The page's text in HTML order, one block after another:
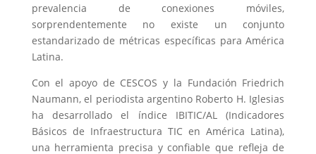
prevalencia de conexiones móviles,
sorprendentemente no existe un conjunto
estandarizado de métricas específicas para América
Latina.
Con el apoyo de CESCOS y la Fundación Friedrich
Naumann, el periodista argentino Roberto H. Iglesias
ha desarrollado el índice IBITIC/AL (Indicadores
Básicos de Infraestructura TIC en América Latina),
una herramienta precisa y confiable que refleja de